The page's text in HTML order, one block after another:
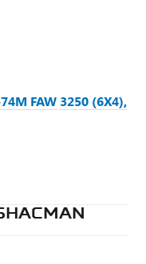
FAW 3250 (6Х4),